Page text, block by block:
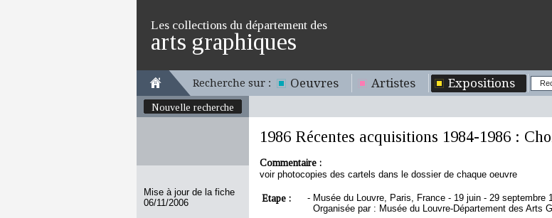
Les collections du département des
arts graphiques
Recherche sur : Oeuvres Artistes Expositions
Nouvelle recherche
Mise à jour de la fiche
06/11/2006
1986 Récentes acquisitions 1984-1986 :
Commentaire :
voir photocopies des cartels dans le dossier de chaque oeuvre
Etape : - Musée du Louvre, Paris, France - 19 juin - 29 septembre
Organisée par : Musée du Louvre-Département des Arts